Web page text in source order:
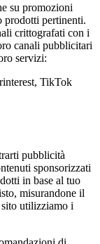
su promozioni
prodotti pertinenti.
crittografati con i
canali pubblicitari
servizi:
TikTok
pubblicità
sponsorizzati
in base al tuo
misurandone il
sito utilizziamo i